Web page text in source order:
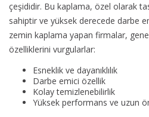
çeşididir. Bu kaplama, özel olarak
sahiptir ve yüksek derecede darbe
zemin kaplama yapan firmalar,
özelliklerini vurgularlar:
Esneklik ve dayanıklılık
Darbe emici özellik
Kolay temizlenebilirlik
Yüksek performans ve uzun